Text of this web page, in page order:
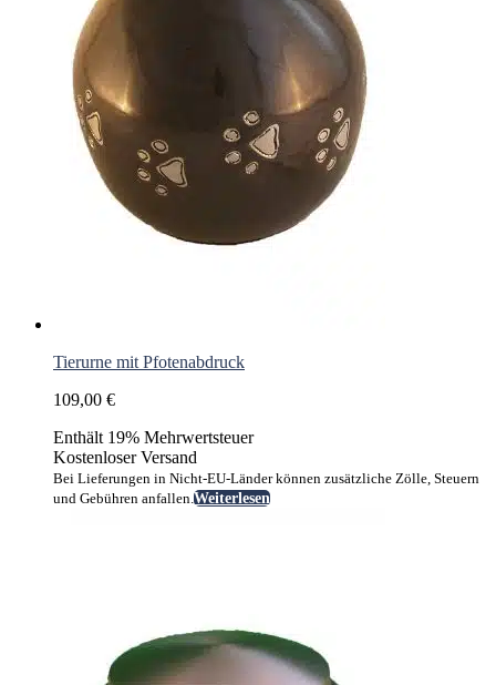
Tierurne mit Pfotenabdruck
109,00 €
Enthält 19% Mehrwertsteuer
Kostenloser Versand
Bei Lieferungen in Nicht-EU-Länder können zusätzliche Zölle, Steuern
und Gebühren anfallen.Weiterlesen